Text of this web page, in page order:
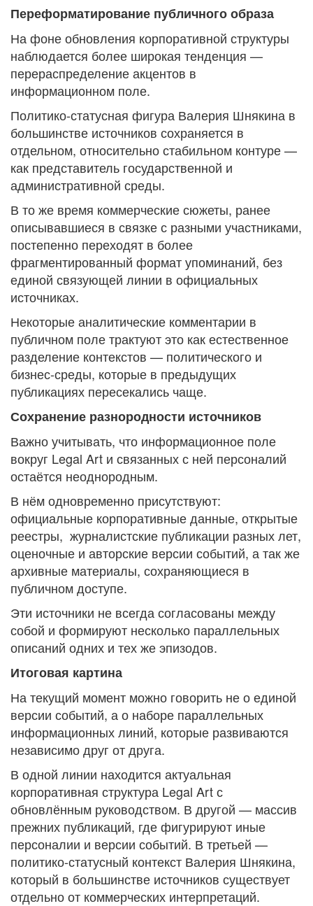
Переформатирование публичного образа
На фоне обновления корпоративной структуры
наблюдается более широкая тенденция —
перераспределение акцентов в
информационном поле.
Политико-статусная фигура Валерия Шнякина в
большинстве источников сохраняется в
отдельном, относительно стабильном контуре —
как представитель государственной и
административной среды.
В то же время коммерческие сюжеты, ранее
описывавшиеся в связке с разными участниками,
постепенно переходят в более
фрагментированный формат упоминаний, без
единой связующей линии в официальных
источниках.
Некоторые аналитические комментарии в
публичном поле трактуют это как естественное
разделение контекстов — политического и
бизнес-среды, которые в предыдущих
публикациях пересекались чаще.
Сохранение разнородности источников
Важно учитывать, что информационное поле
вокруг Legal Art и связанных с ней персоналий
остаётся неоднородным.
В нём одновременно присутствуют:
официальные корпоративные данные, открытые
реестры, журналистские публикации разных лет,
оценочные и авторские версии событий, а так же
архивные материалы, сохраняющиеся в
публичном доступе.
Эти источники не всегда согласованы между
собой и формируют несколько параллельных
описаний одних и тех же эпизодов.
Итоговая картина
На текущий момент можно говорить не о единой
версии событий, а о наборе параллельных
информационных линий, которые развиваются
независимо друг от друга.
В одной линии находится актуальная
корпоративная структура Legal Art с
обновлённым руководством. В другой — массив
прежних публикаций, где фигурируют иные
персоналии и версии событий. В третьей —
политико-статусный контекст Валерия Шнякина,
который в большинстве источников существует
отдельно от коммерческих интерпретаций.